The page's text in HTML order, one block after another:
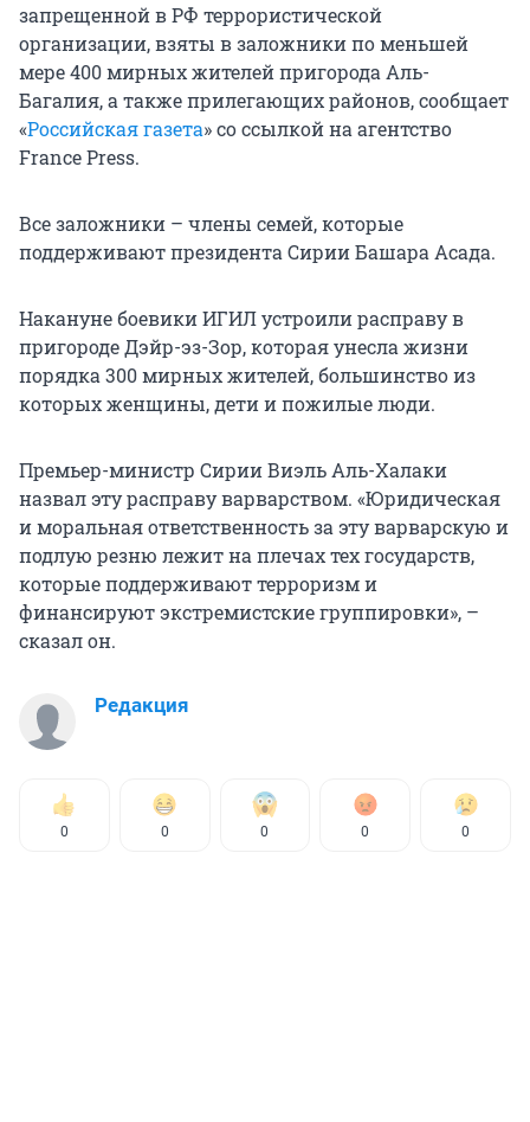
запрещенной в РФ террористической
организации, взяты в заложники по меньшей
мере 400 мирных жителей пригорода Аль-
Багалия, а также прилегающих районов, сообщает
«Российская газета» со ссылкой на агентство
France Press.
Все заложники – члены семей, которые
поддерживают президента Сирии Башара Асада.
Накануне боевики ИГИЛ устроили расправу в
пригороде Дэйр-эз-Зор, которая унесла жизни
порядка 300 мирных жителей, большинство из
которых женщины, дети и пожилые люди.
Премьер-министр Сирии Виэль Аль-Халаки
назвал эту расправу варварством. «Юридическая
и моральная ответственность за эту варварскую и
подлую резню лежит на плечах тех государств,
которые поддерживают терроризм и
финансируют экстремистские группировки», –
сказал он.
Редакция
0 0 0 0 0